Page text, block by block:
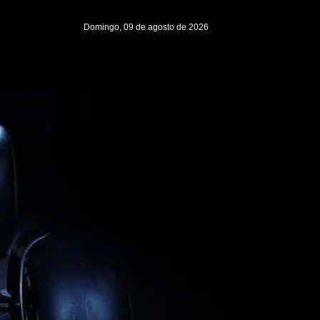
Domingo, 09 de agosto de 2026